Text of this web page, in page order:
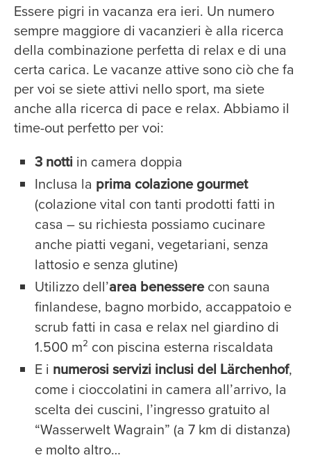
Essere pigri in vacanza era ieri. Un numero
sempre maggiore di vacanzieri è alla ricerca
della combinazione perfetta di relax e di una
certa carica. Le vacanze attive sono ciò che fa
per voi se siete attivi nello sport, ma siete
anche alla ricerca di pace e relax. Abbiamo il
time-out perfetto per voi:
3 notti in camera doppia
Inclusa la prima colazione gourmet
(colazione vital con tanti prodotti fatti in
casa – su richiesta possiamo cucinare
anche piatti vegani, vegetariani, senza
lattosio e senza glutine)
Utilizzo dell’area benesserecon sauna
finlandese, bagno morbido, accappatoio e
scrub fatti in casa e relax nel giardino di
1.500 m² con piscina esterna riscaldata
E i numerosi servizi inclusi del Lärchenhof,
come i cioccolatini in camera all’arrivo, la
scelta dei cuscini, l’ingresso gratuito al
“Wasserwelt Wagrain” (a 7 km di distanza)
e molto altro…